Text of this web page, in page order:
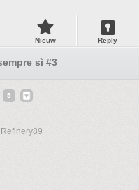
Nieuw Reply
sì #3
5